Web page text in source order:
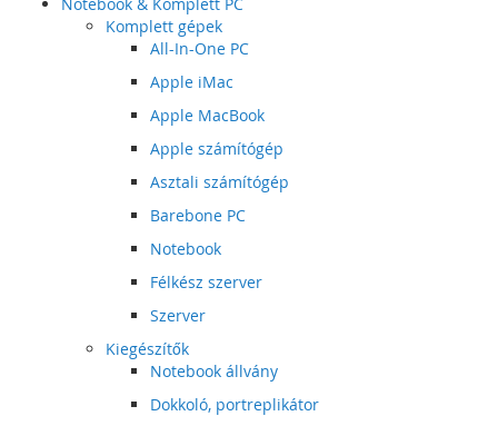
Komplett gépek
All-In-One PC
Apple iMac
Apple MacBook
Apple számítógép
Asztali számítógép
Barebone PC
Notebook
Félkész szerver
Szerver
Kiegészítők
Notebook állvány
Dokkoló, portreplikátor